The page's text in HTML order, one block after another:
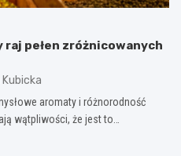
pełen zróżnicowanych
aromaty i różnorodność
wątpliwości, że jest to…